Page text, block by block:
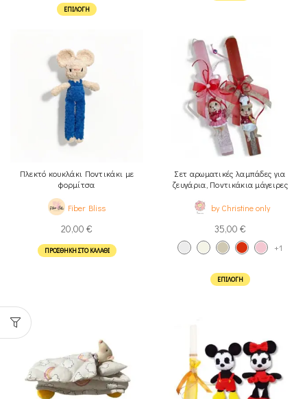
ΕΠΙΛΟΓΉ
Πλεκτό κουκλάκι Ποντικάκι με
φορμίτσα
Fiber Bliss
20,00 €
ΠΡΟΣΘΉΚΗ ΣΤΟ ΚΑΛΆΘΙ
Σετ αρωματικές λαμπάδες για
ζευγάρια, Ποντικάκια μάγειρες
by Christine only
35,00 €
+1
ΕΠΙΛΟΓΉ